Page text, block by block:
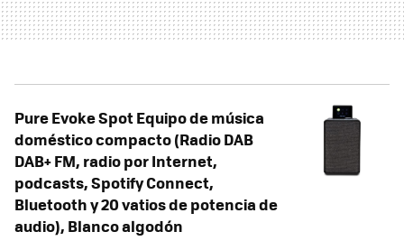
Pure Evoke Spot Equipo de música
doméstico compacto (Radio DAB
DAB+ FM, radio por Internet,
podcasts, Spotify Connect,
Bluetooth y 20 vatios de potencia de
audio), Blanco algodón